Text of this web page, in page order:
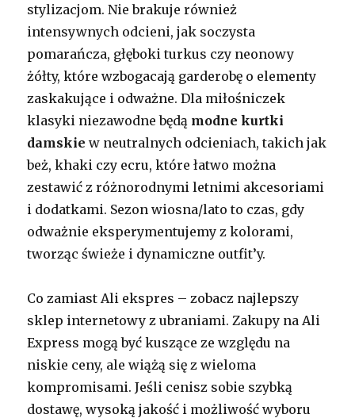
stylizacjom. Nie brakuje również
intensywnych odcieni, jak soczysta
pomarańcza, głęboki turkus czy neonowy
żółty, które wzbogacają garderobę o elementy
zaskakujące i odważne. Dla miłośniczek
klasyki niezawodne będą modne kurtki
damskie w neutralnych odcieniach, takich jak
beż, khaki czy ecru, które łatwo można
zestawić z różnorodnymi letnimi akcesoriami
i dodatkami. Sezon wiosna/lato to czas, gdy
odważnie eksperymentujemy z kolorami,
tworząc świeże i dynamiczne outfit’y.
Co zamiast Ali ekspres – zobacz najlepszy
sklep internetowy z ubraniami. Zakupy na Ali
Express mogą być kuszące ze względu na
niskie ceny, ale wiążą się z wieloma
kompromisami. Jeśli cenisz sobie szybką
dostawę, wysoką jakość i możliwość wyboru